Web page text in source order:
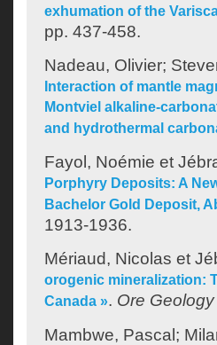
exhumation of the
pp. 437-458.
Nadeau, Olivier;
Interaction of mantle
Montviel alkaline-
and hydrothermal
Fayol, Noémie et
Porphyry Deposits: A
Bachelor Gold Deposit,
1913-1936.
Mériaud, Nicolas et
orogenic mineralization:
Canada ». Ore
Mambwe, Pascal ;